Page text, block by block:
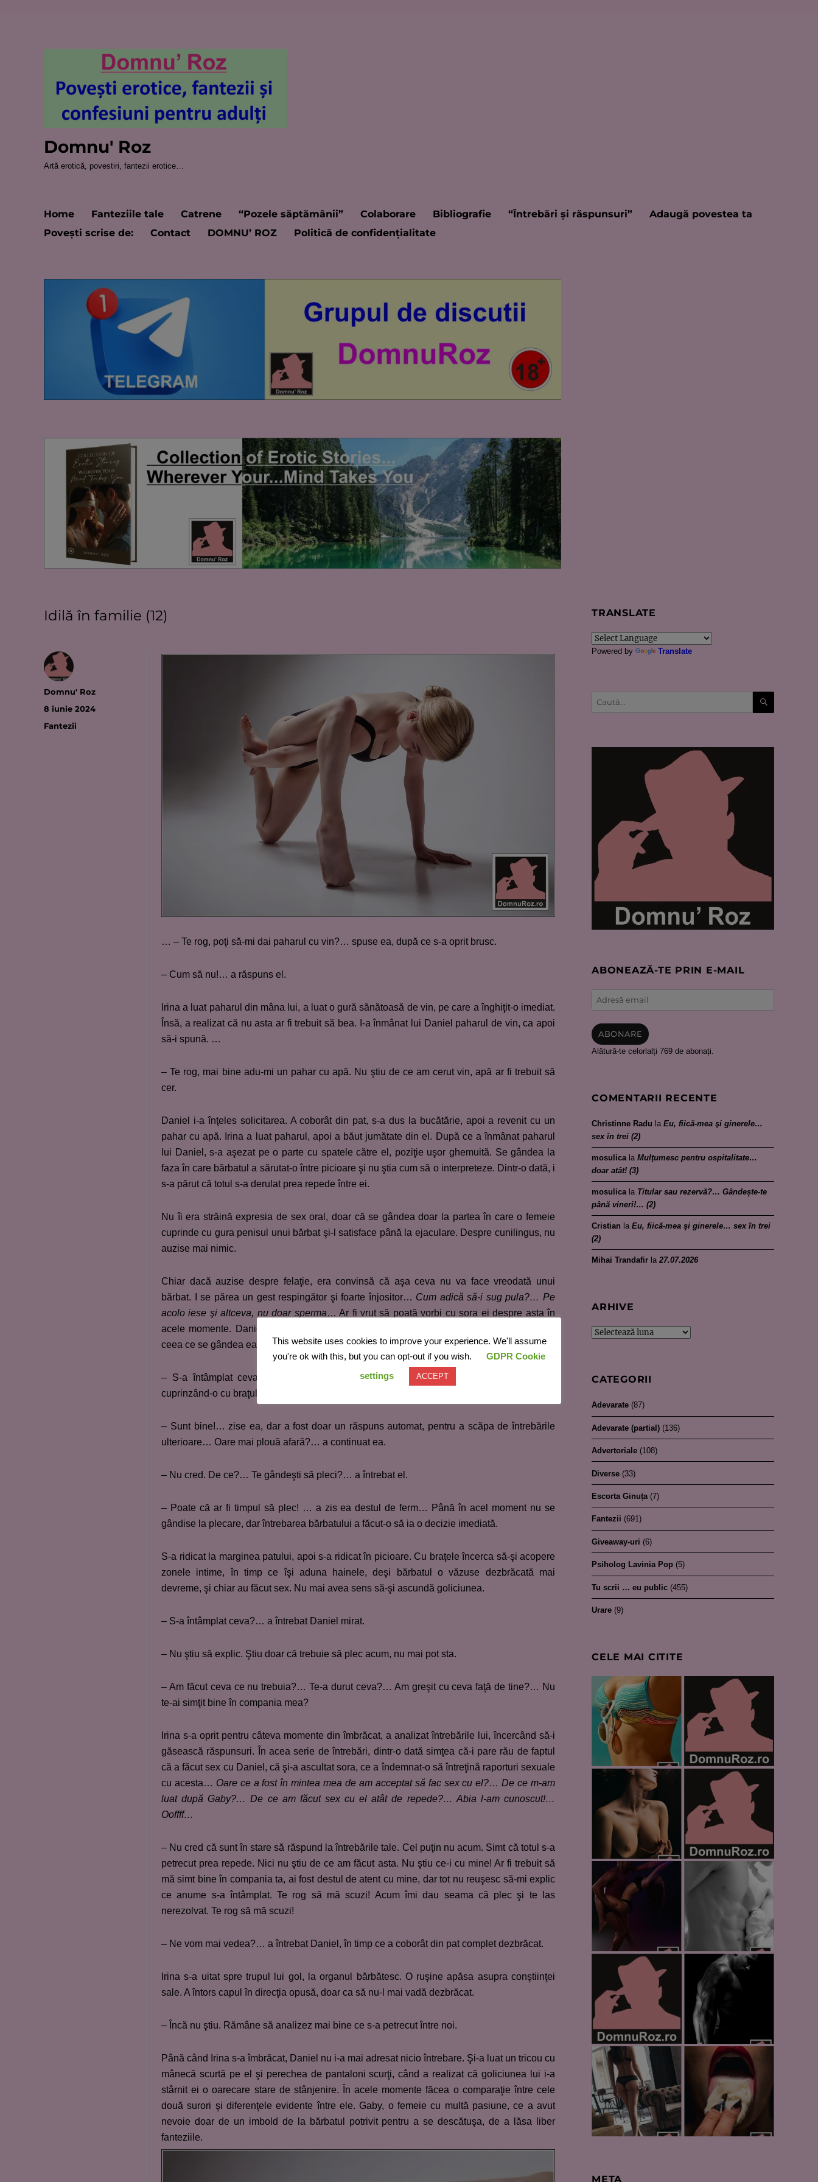
Domnu' Roz
Artă erotică, povestiri, fantezii erotice…
Home Fanteziile tale Catrene “Pozele săptămânii” Colaborare Bibliografie “Întrebări şi răspunsuri”
Adaugă povestea ta
Poveşti scrise de:
Contact DOMNU’ ROZ Politică de confidențialitate
Idilă în familie (12)
… – Te rog, poţi să-mi dai paharul cu vin?… spuse ea, după ce s-a oprit brusc.
– Cum să nu!… a răspuns el.
Irina a luat paharul din mâna lui, a luat o gură sănătoasă de vin, pe care a înghiţit-o imediat.
Însă, a realizat că nu asta ar fi trebuit să bea. I-a înmânat lui Daniel paharul de vin, ca apoi
să-i spună. …
– Te rog, mai bine adu-mi un pahar cu apă. Nu ştiu de ce am cerut vin, apă ar fi trebuit să
cer.
Daniel i-a înţeles solicitarea. A coborât din pat, s-a dus la bucătărie, apoi a revenit cu un
pahar cu apă. Irina a luat paharul, apoi a băut jumătate din el. După ce a înmânat paharul
lui Daniel, s-a aşezat pe o parte cu spatele către el, poziţie uşor ghemuită. Se gândea la
faza în care bărbatul a sărutat-o între picioare şi nu ştia cum să o interpreteze. Dintr-o dată, i
s-a părut că totul s-a derulat prea repede între ei.
Nu îi era străină expresia de sex oral, doar că se gândea doar la partea în care o femeie
cuprinde cu gura penisul unui bărbat şi-l satisface până la ejaculare. Despre cunilingus, nu
auzise mai nimic.
Chiar dacă auzise despre felaţie, era convinsă că aşa ceva nu va face vreodată unui
bărbat. I se părea un gest respingător şi foarte înjositor… Cum adică să-i sug pula?… Pe
acolo iese şi altceva, nu doar sperma… Ar fi vrut să poată vorbi cu sora ei despre asta în
acele momente. Daniel a înţeles că ceva se întâmplă cu Irina, dar nu avea nicio idee la
ceea ce se gândea ea.
– S-a întâmplat ceva?… a întrebat el, în momentul în care s-a aşezat la spatele ei,
cuprinzând-o cu braţul.
– Sunt bine!… zise ea, dar a fost doar un răspuns automat, pentru a scăpa de întrebările
ulterioare… Oare mai plouă afară?… a continuat ea.
– Nu cred. De ce?… Te gândeşti să pleci?… a întrebat el.
– Poate că ar fi timpul să plec! … a zis ea destul de ferm… Până în acel moment nu se
gândise la plecare, dar întrebarea bărbatului a făcut-o să ia o decizie imediată.
S-a ridicat la marginea patului, apoi s-a ridicat în picioare. Cu braţele încerca să-şi acopere
zonele intime, în timp ce îşi aduna hainele, deşi bărbatul o văzuse dezbrăcată mai
devreme, şi chiar au făcut sex. Nu mai avea sens să-şi ascundă goliciunea.
– S-a întâmplat ceva?… a întrebat Daniel mirat.
– Nu ştiu să explic. Ştiu doar că trebuie să plec acum, nu mai pot sta.
– Am făcut ceva ce nu trebuia?… Te-a durut ceva?… Am greşit cu ceva faţă de tine?… Nu
te-ai simţit bine în compania mea?
Irina s-a oprit pentru câteva momente din îmbrăcat, a analizat întrebările lui, încercând să-i
găsească răspunsuri. În acea serie de întrebări, dintr-o dată simţea că-i pare rău de faptul
că a făcut sex cu Daniel, că şi-a ascultat sora, ce a îndemnat-o să întreţină raporturi sexuale
cu acesta… Oare ce a fost în mintea mea de am acceptat să fac sex cu el?… De ce m-am
luat după Gaby?… De ce am făcut sex cu el atât de repede?… Abia l-am cunoscut!…
Ooffff…
– Nu cred că sunt în stare să răspund la întrebările tale. Cel puţin nu acum. Simt că totul s-a
petrecut prea repede. Nici nu ştiu de ce am făcut asta. Nu ştiu ce-i cu mine! Ar fi trebuit să
mă simt bine în compania ta, ai fost destul de atent cu mine, dar tot nu reuşesc să-mi explic
ce anume s-a întâmplat. Te rog să mă scuzi! Acum îmi dau seama că plec şi te las
nerezolvat. Te rog să mă scuzi!
– Ne vom mai vedea?… a întrebat Daniel, în timp ce a coborât din pat complet dezbrăcat.
Irina s-a uitat spre trupul lui gol, la organul bărbătesc. O ruşine apăsa asupra conştiinţei
sale. A întors capul în direcţia opusă, doar ca să nu-l mai vadă dezbrăcat.
– Încă nu ştiu. Rămâne să analizez mai bine ce s-a petrecut între noi.
Până când Irina s-a îmbrăcat, Daniel nu i-a mai adresat nicio întrebare. Şi-a luat un tricou cu
mânecă scurtă pe el şi perechea de pantaloni scurţi, când a realizat că goliciunea lui i-a
stârnit ei o oarecare stare de stânjenire. În acele momente făcea o comparaţie între cele
două surori şi diferenţele evidente între ele. Gaby, o femeie cu multă pasiune, ce a avut
nevoie doar de un imbold de la bărbatul potrivit pentru a se descătuşa, de a lăsa liber
fanteziile.
Autor
Domnu' Roz
Publicat
8 iunie 2024
Categorii
Fantezii
TRANSLATE
Powered by Translate
Caută
după:
CĂUTARE
ABONEAZĂ-TE PRIN E-MAIL
Adresă
email
ABONARE
Alătură-te celorlalți 769 de abonați.
COMENTARII RECENTE
Christinne Radu la Eu, fiică-mea şi ginerele…
sex în trei (2)
mosulicala Mulţumesc pentru ospitalitate…
doar atât! (3)
mosulicala Titular sau rezervă?… Gândește-te
până vineri!… (2)
Cristian la Eu, fiică-mea şi ginerele… sex în trei
(2)
Mihai Trandafir la 27.07.2026
ARHIVE
Arhive
CATEGORII
Adevarate (87)
Adevarate (partial) (136)
Advertoriale (108)
Diverse (33)
Escorta Ginuța (7)
Fantezii (691)
Giveaway-uri (6)
Psiholog Lavinia Pop (5)
Tu scrii … eu public (455)
Urare (9)
CELE MAI CITITE
META
This website uses cookies to improve your experience. We'll assume
you're ok with this, but you can opt-out if you wish.
GDPR Cookie
settings
ACCEPT